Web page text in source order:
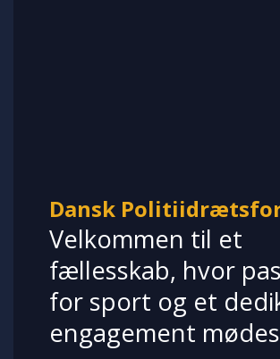
Dansk
Velkommen til et
fællesskab, hvor
for sport og et
engagement